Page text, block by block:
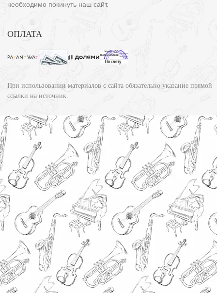
необходимо покинуть наш сайт.
ОПЛАТА
При использовании материалов с сайта обязательно указание прямой
ссылки на источник.